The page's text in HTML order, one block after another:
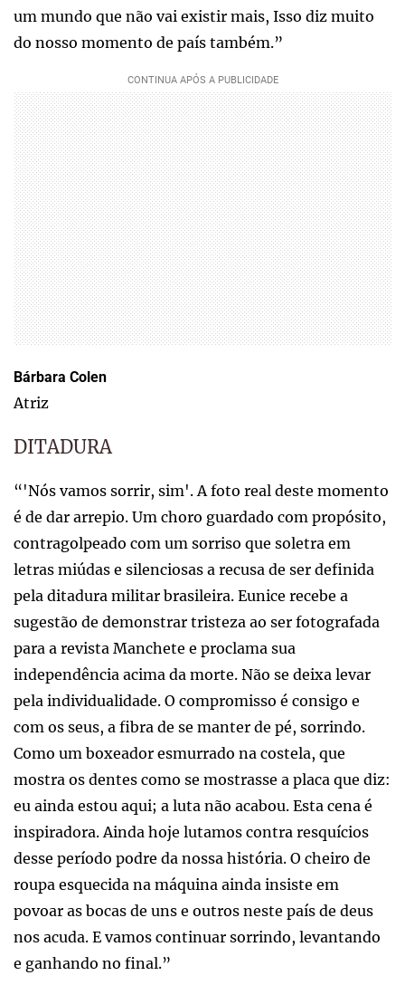
um mundo que não vai existir mais, Isso diz muito
do nosso momento de país também.”
Bárbara Colen
Atriz
DITADURA
“'Nós vamos sorrir, sim'. A foto real deste momento
é de dar arrepio. Um choro guardado com propósito,
contragolpeado com um sorriso que soletra em
letras miúdas e silenciosas a recusa de ser definida
pela ditadura militar brasileira. Eunice recebe a
sugestão de demonstrar tristeza ao ser fotografada
para a revista Manchete e proclama sua
independência acima da morte. Não se deixa levar
pela individualidade. O compromisso é consigo e
com os seus, a fibra de se manter de pé, sorrindo.
Como um boxeador esmurrado na costela, que
mostra os dentes como se mostrasse a placa que diz:
eu ainda estou aqui; a luta não acabou. Esta cena é
inspiradora. Ainda hoje lutamos contra resquícios
desse período podre da nossa história. O cheiro de
roupa esquecida na máquina ainda insiste em
povoar as bocas de uns e outros neste país de deus
nos acuda. E vamos continuar sorrindo, levantando
e ganhando no final.”